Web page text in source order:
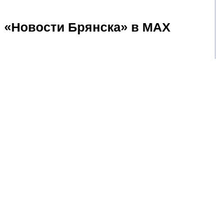
Принять